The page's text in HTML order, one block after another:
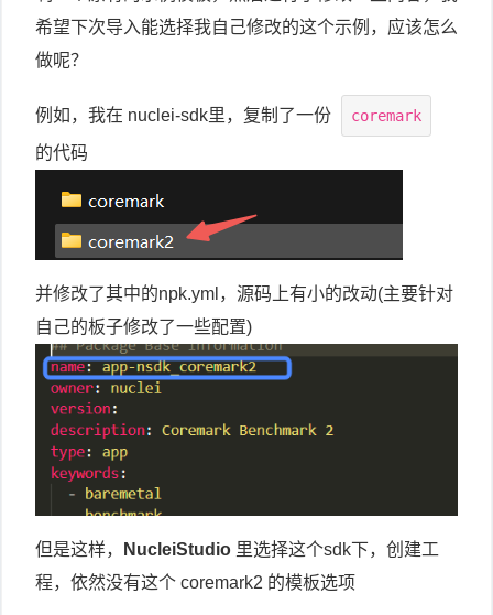
希望下次导入能选择我自己修改的这个示例，应该怎么
做呢？
例如，我在 nuclei-sdk里，复制了一份 coremark
的代码
并修改了其中的npk.yml，源码上有小的改动(主要针对
自己的板子修改了一些配置)
但是这样， NucleiStudio 里选择这个sdk下，创建工
程，依然没有这个 coremark2 的模板选项